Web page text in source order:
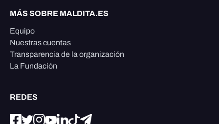
MÁS SOBRE MALDITA.ES
Equipo
Nuestras cuentas
Transparencia de la organización
La Fundación
REDES